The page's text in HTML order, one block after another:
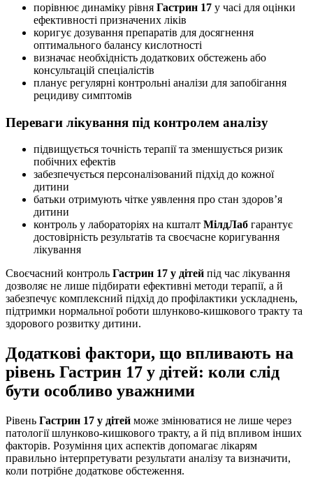
порівнює динаміку рівня Гастрин 17 у часі для оцінки
ефективності призначених ліків
коригує дозування препаратів для досягнення
оптимального балансу кислотності
визначає необхідність додаткових обстежень або
консультацій спеціалістів
планує регулярні контрольні аналізи для запобігання
рецидиву симптомів
Переваги лікування під контролем аналізу
підвищується точність терапії та зменшується ризик
побічних ефектів
забезпечується персоналізований підхід до кожної
дитини
батьки отримують чітке уявлення про стан здоров’я
дитини
контроль у лабораторіях на кшталт МілдЛаб гарантує
достовірність результатів та своєчасне коригування
лікування
Своєчасний контроль Гастрин 17 у дітей під час лікування
дозволяє не лише підбирати ефективні методи терапії, а й
забезпечує комплексний підхід до профілактики ускладнень,
підтримки нормальної роботи шлунково-кишкового тракту та
здорового розвитку дитини.
Додаткові фактори, що впливають на
рівень Гастрин 17 у дітей: коли слід
бути особливо уважними
Рівень Гастрин 17 у дітей може змінюватися не лише через
патології шлунково-кишкового тракту, а й під впливом інших
факторів. Розуміння цих аспектів допомагає лікарям
правильно інтерпретувати результати аналізу та визначити,
коли потрібне додаткове обстеження.